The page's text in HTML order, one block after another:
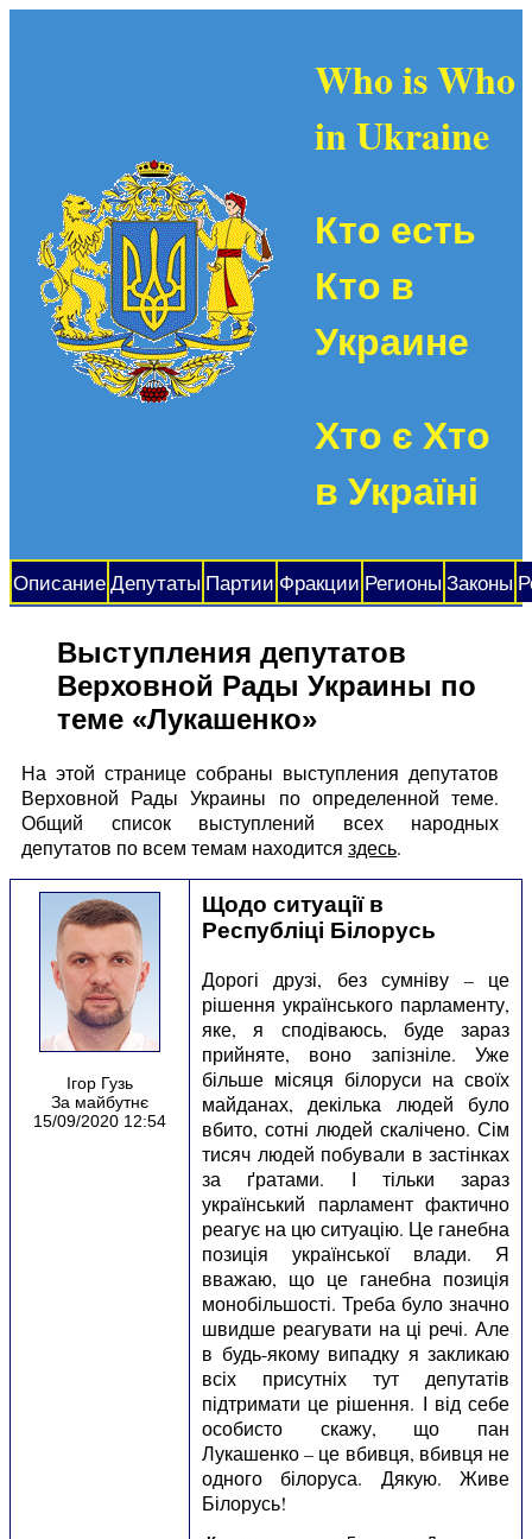
Who is Who
in Ukraine
Кто есть
Кто в
Украине
Хто є Хто
в Україні
Описание Депутаты Партии Фракции Регионы Законы
Выступления депутатов
Верховной Рады Украины по
теме «Лукашенко»
На этой странице собраны выступления депутатов
Верховной Рады Украины по определенной теме.
Общий список выступлений всех народных
депутатов по всем темам находится здесь.
Ігор Гузь
За майбутнє
15/09/2020 12:54
Щодо ситуації в
Республіці Білорусь
Дорогі друзі, без сумніву – це
рішення українського парламенту,
яке, я сподіваюсь, буде зараз
прийняте, воно запізніле. Уже
більше місяця білоруси на своїх
майданах, декілька людей було
вбито, сотні людей скалічено. Сім
тисяч людей побували в застінках
за ґратами. І тільки зараз
український парламент фактично
реагує на цю ситуацію. Це ганебна
позиція української влади. Я
вважаю, що це ганебна позиція
монобільшості. Треба було значно
швидше реагувати на ці речі. Але
в будь-якому випадку я закликаю
всіх присутніх тут депутатів
підтримати це рішення. І від себе
особисто скажу, що пан
Лукашенко – це вбивця, вбивця не
одного білоруса. Дякую. Живе
Білорусь!